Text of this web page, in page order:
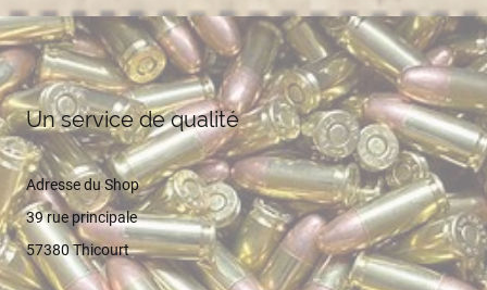
Un service de qualité
Adresse du Shop
39 rue principale
57380 Thicourt